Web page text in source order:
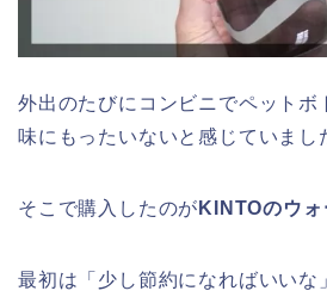
外出のたびにコンビニでペットボ
味にもったいないと感じていまし
そこで購入したのが KINTOのウ
最初は「少し節約になればいいな